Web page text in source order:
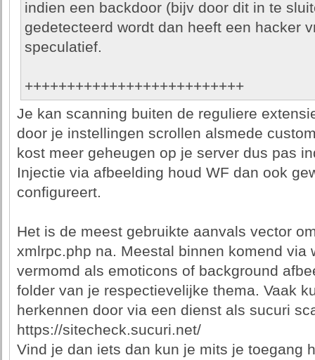
indien een backdoor (bijv door dit in te
gedetecteerd wordt dan heeft een hacker
speculatief.
++++++++++++++++++++++++++
Je kan scanning buiten de reguliere
door je instellingen scrollen alsmede
kost meer geheugen op je server dus pas
Injectie via afbeelding houd WF dan ook
configureert.
Het is de meest gebruikte aanvals vector
xmlrpc.php na. Meestal binnen komend via
vermomd als emoticons of background
folder van je respectievelijke thema. Vaak
herkennen door via een dienst als sucuri
https://sitecheck.sucuri.net/
Vind je dan iets dan kun je mits je toegang